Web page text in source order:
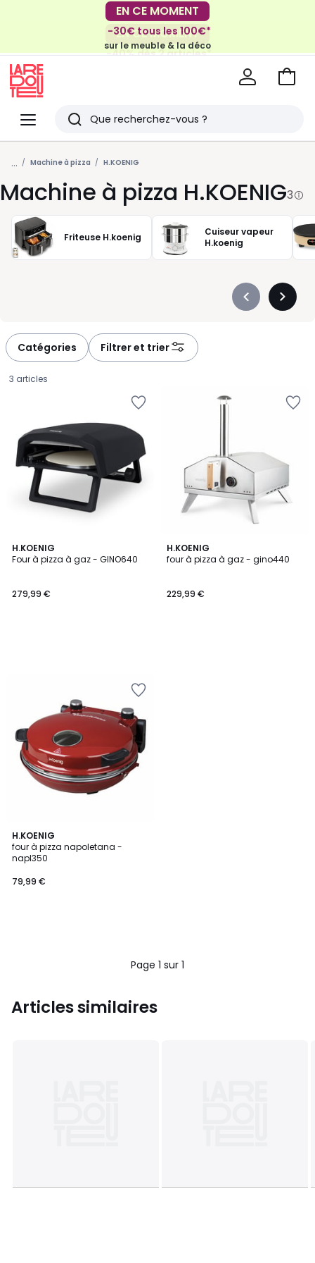
EN CE MOMENT
-30€ tous les 100€*
sur le meuble & la déco
EN CE MOMENT
-40% dès 2 articles*
Menu
Redoute
Rechercher
Derniers
articles
vus
Voir
... Machine à pizza H.KOENIG
Machine à pizza H.KOENIG3
Friteuse H.koenig
Cuiseur vapeur
H.koenig
Précédent
Catégories Filtrer et trier
3 articles
H.KOENIG
Four à pizza à gaz - GINO640
€.
279,99 €
H.KOENIG
four à pizza à gaz - gino440
229,99 €
H.KOENIG
four à pizza napoletana -
napl350
79,99 €
Page 1 sur 1
Articles similaires